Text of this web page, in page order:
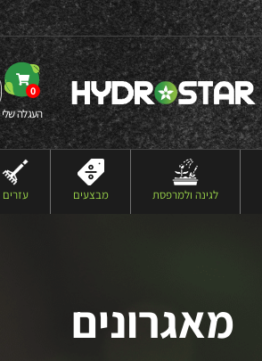
0
העגלה שלי
לגינה ולמרפסת מבצעים עזרים
מאגרונים